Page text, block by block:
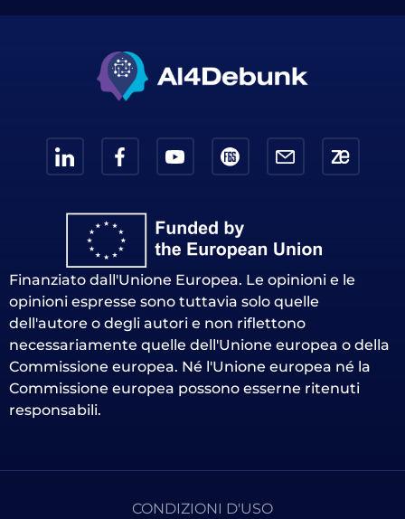
Finanziato dall'Unione Europea. Le opinioni e le
opinioni espresse sono tuttavia solo quelle
dell'autore o degli autori e non riflettono
necessariamente quelle dell'Unione europea o della
Commissione europea. Né l'Unione europea né la
Commissione europea possono esserne ritenuti
responsabili.
CONDIZIONI D'USO